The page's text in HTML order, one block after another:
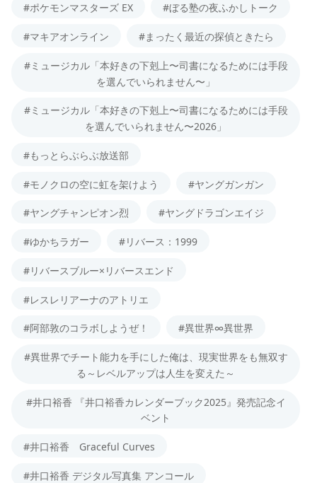
#ポケモンマスターズ EX #ぼる塾の夜ふかしトーク
#マキアオンライン #まったく最近の探偵ときたら
#ミュージカル「本好きの下剋上〜司書になるためには手段
を選んでいられません〜」
#ミュージカル「本好きの下剋上〜司書になるためには手段
を選んでいられません〜2026」
#もっとらぶらぶ放送部
#モノクロの空に虹を架けよう #ヤングガンガン
#ヤングチャンピオン烈 #ヤングドラゴンエイジ
#ゆかちラガー #リバース：1999
#リバースブルー×リバースエンド
#レスレリアーナのアトリエ
#阿部敦のコラボしようぜ！ #異世界∞異世界
#異世界でチート能力を手にした俺は、現実世界をも無双す
る～レベルアップは人生を変えた～
#井口裕香 『井口裕香カレンダーブック2025』発売記念イ
ベント
#井口裕香 Graceful Curves
#井口裕香 デジタル写真集 アンコール